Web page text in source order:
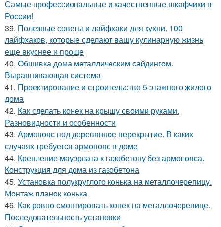
Самые профессиональные и качественные шкафчики в
России!
39. Полезные советы и лайфхаки для кухни. 100
лайфхаков, которые сделают вашу кулинарную жизнь
еще вкуснее и проще
40. Обшивка дома металлическим сайдингом.
Выравнивающая система
41. Проектирование и строительство 5-этажного жилого
дома
42. Как сделать конек на крышу своими руками.
Разновидности и особенности
43. Армопояс под деревянное перекрытие. В каких
случаях требуется армопояс в доме
44. Крепление мауэрлата к газобетону без армопояса.
Конструкция для дома из газобетона
45. Установка полукруглого конька на металлочерепицу.
Монтаж планок конька
46. Как ровно смонтировать конек на металлочерепице.
Последовательность установки